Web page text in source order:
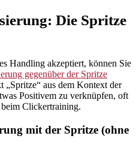
Die Spritze
Handling akzeptiert, können Sie
gegenüber der Spritze
„Spritze“ aus dem Kontext der
Positivem zu verknüpfen, oft
Clickertraining.
mit der Spritze (ohne